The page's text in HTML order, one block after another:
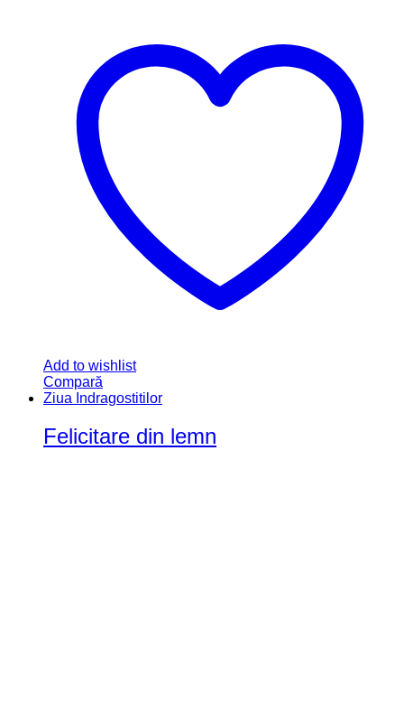
Add to wishlist
Compară
Ziua Indragostitilor
Felicitare din lemn